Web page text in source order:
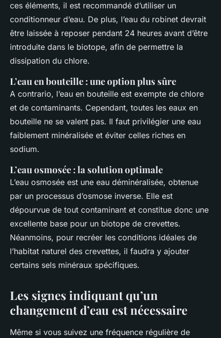
ces éléments, il est recommandé d’utiliser un
conditionneur d’eau. De plus, l’eau du robinet devrait
être laissée à reposer pendant 24 heures avant d’être
introduite dans le biotope, afin de permettre la
dissipation du chlore.
L’eau en bouteille : une option plus sûre
A contrario, l’eau en bouteille est exempte de chlore
et de contaminants. Cependant, toutes les eaux en
bouteille ne se valent pas. Il faut privilégier une eau
faiblement minéralisée et éviter celles riches en
sodium.
L’eau osmosée : la solution optimale
L’eau osmosée est une eau déminéralisée, obtenue
par un processus d’osmose inverse. Elle est
dépourvue de tout contaminant et constitue donc une
excellente base pour un biotope de crevettes.
Néanmoins, pour recréer les conditions idéales de
l’habitat naturel des crevettes, il faudra y ajouter
certains sels minéraux spécifiques.
Les signes indiquant qu’un
changement d’eau est nécessaire
Même si vous suivez une fréquence régulière de